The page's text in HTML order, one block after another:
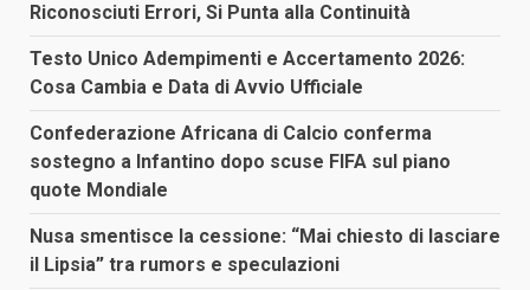
Riconosciuti Errori, Si Punta alla Continuità
Testo Unico Adempimenti e Accertamento 2026:
Cosa Cambia e Data di Avvio Ufficiale
Confederazione Africana di Calcio conferma
sostegno a Infantino dopo scuse FIFA sul piano
quote Mondiale
Nusa smentisce la cessione: “Mai chiesto di lasciare
il Lipsia” tra rumors e speculazioni